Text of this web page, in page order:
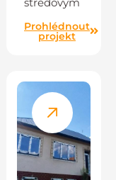
Prohlédnout
projekt